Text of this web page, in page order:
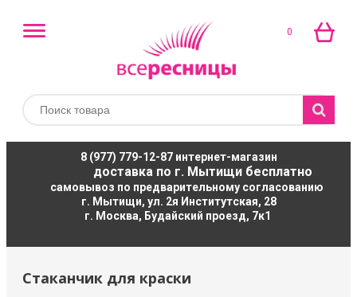
0
8 (977) 779-12-87интернет-магазин
доставка по г. Мытищи бесплатно
самовывоз по предварительному согласованию
г. Мытищи, ул. 2я Институтская, 28
г. Москва, Будайский проезд, 7к1
Стаканчик для краски